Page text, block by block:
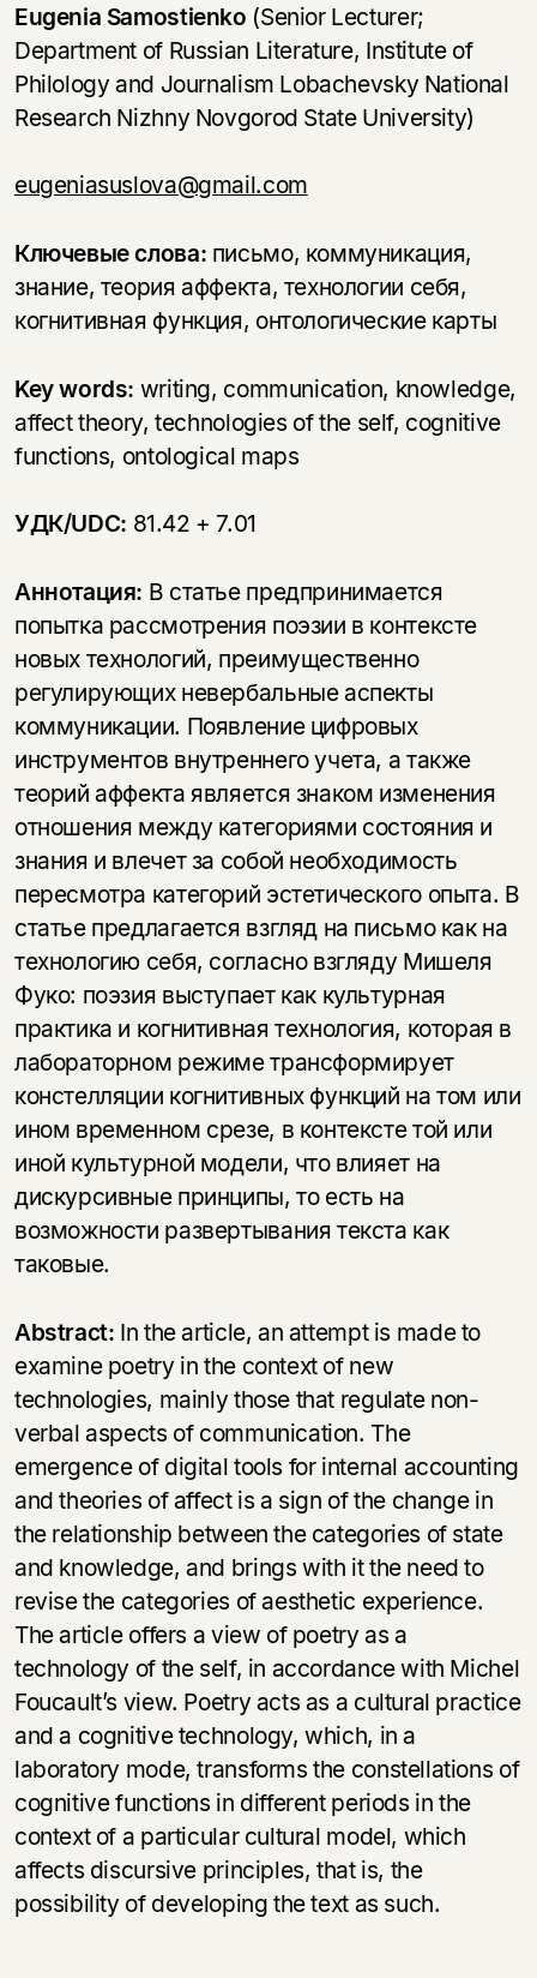
Eugenia Samostienko (Senior Lecturer;
Department of Russian Literature, Institute of
Philology and Journalism Lobachevsky National
Research Nizhny Novgorod State University)
eugeniasuslova@gmail.com
Ключевые слова: письмо, коммуникация,
знание, теория аффекта, технологии себя,
когнитивная функция, онтологические карты
Key words: writing, communication, knowledge,
affect theory, technologies of the self, cognitive
functions, ontological maps
УДК/UDC: 81.42 + 7.01
Аннотация: В статье предпринимается
попытка рассмотрения поэзии в контексте
новых технологий, преимущественно
регулирующих невербальные аспекты
коммуникации. Появление цифровых
инструментов внутреннего учета, а также
теорий аффекта является знаком изменения
отношения между категориями состояния и
знания и влечет за собой необходимость
пересмотра категорий эстетического опыта. В
статье предлагается взгляд на письмо как на
технологию себя, согласно взгляду Мишеля
Фуко: поэзия выступает как культурная
практика и когнитивная технология, которая в
лабораторном режиме трансформирует
констелляции когнитивных функций на том или
ином временном срезе, в контексте той или
иной культурной модели, что влияет на
дискурсивные принципы, то есть на
возможности развертывания текста как
таковые.
Abstract: In the article, an attempt is made to
examine poetry in the context of new
technologies, mainly those that regulate non-
verbal aspects of communication. The
emergence of digital tools for internal accounting
and theories of affect is a sign of the change in
the relationship between the categories of state
and knowledge, and brings with it the need to
revise the categories of aesthetic experience.
The article offers a view of poetry as a
technology of the self, in accordance with Michel
Foucault’s view. Poetry acts as a cultural practice
and a cognitive technology, which, in a
laboratory mode, transforms the constellations of
cognitive functions in different periods in the
context of a particular cultural model, which
affects discursive principles, that is, the
possibility of developing the text as such.